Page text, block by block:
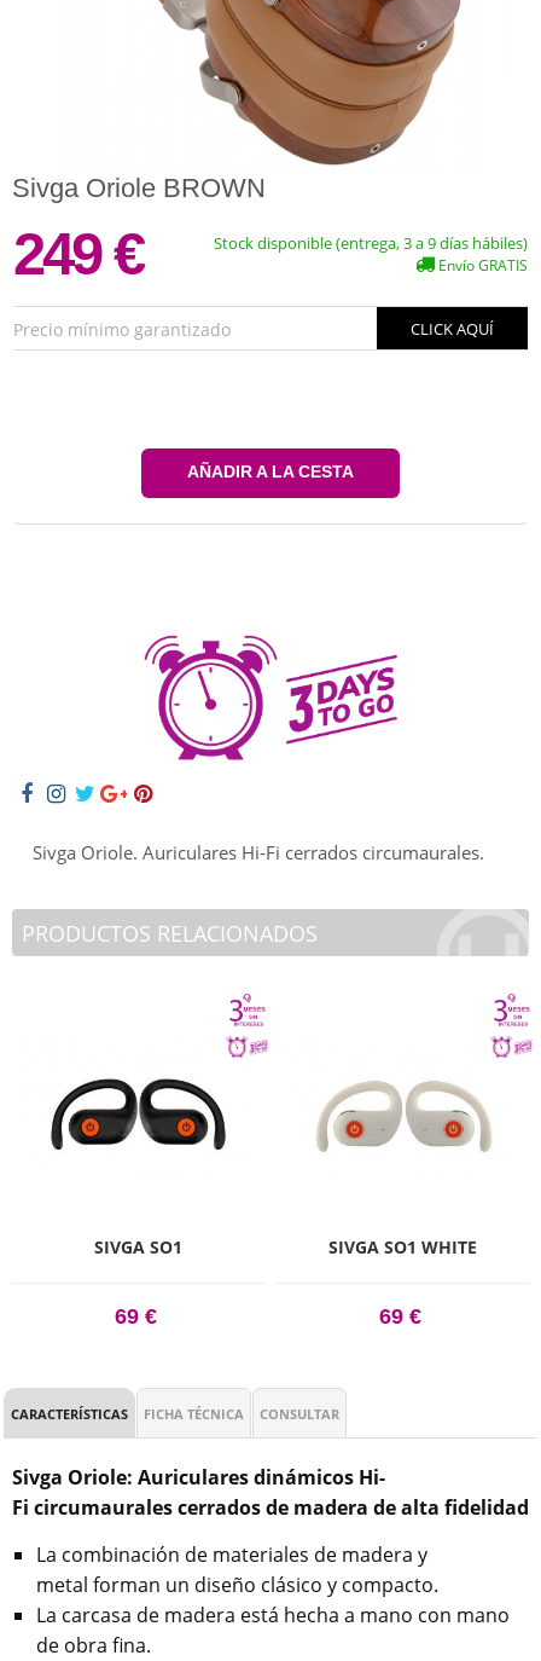
Sivga Oriole BROWN
249 € Stock disponible (entrega, 3 a 9 días hábiles)
Envío GRATIS
Precio mínimo garantizado CLICK AQUÍ
AÑADIR A LA CESTA
Sivga Oriole. Auriculares Hi-Fi cerrados circumaurales.
PRODUCTOS RELACIONADOS
SIVGA SO1
69 €
SIVGA SO1 WHITE
69 €
CARACTERÍSTICAS FICHA TÉCNICA CONSULTAR
Sivga Oriole: Auriculares dinámicos Hi-
Fi circumaurales cerrados de madera de alta fidelidad
La combinación de materiales de madera y
metal forman un diseño clásico y compacto.
La carcasa de madera está hecha a mano con mano
de obra fina.